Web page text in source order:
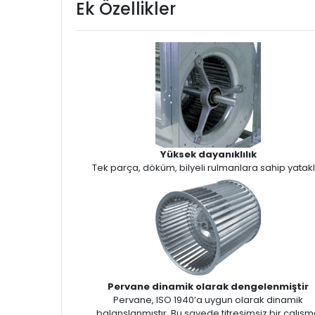
Ek Özellikler
Yüksek dayanıklılık
Tek parça, döküm, bilyeli rulmanlara sahip
Pervane dinamik olarak dengelenmiştir
Pervane, ISO 1940’a uygun olarak dinamik